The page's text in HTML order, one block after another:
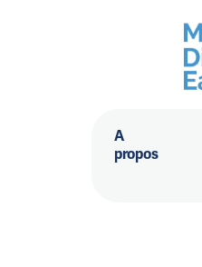
A
propos